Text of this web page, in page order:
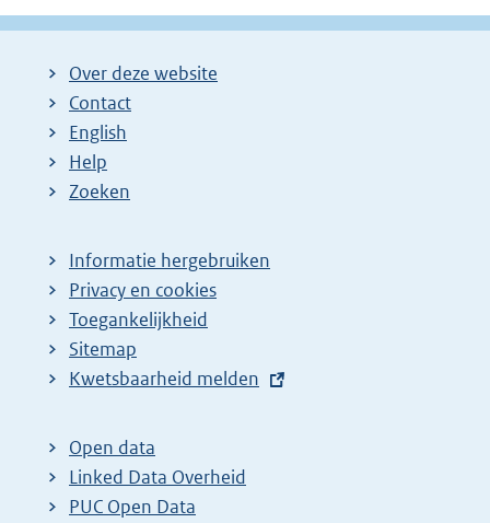
Over deze website
Contact
English
Help
Zoeken
Informatie hergebruiken
Privacy en cookies
Toegankelijkheid
Sitemap
E
t
e
r
Kwetsbaarheid melden
Open data
Linked Data Overheid
PUC Open Data